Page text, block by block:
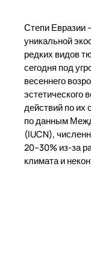
Степи Евразии
уникальной
редких видов
сегодня под
весеннего
эстетического
действий по их
по данным
(IUCN),
20–30% из-за
климата и